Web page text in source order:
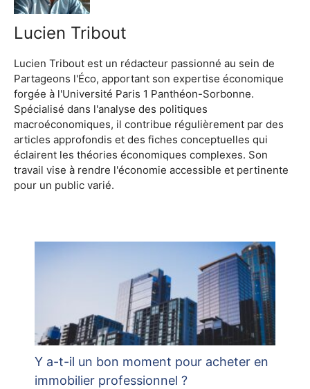
Lucien Tribout
Lucien Tribout est un rédacteur passionné au sein de
Partageons l'Éco, apportant son expertise économique
forgée à l'Université Paris 1 Panthéon-Sorbonne.
Spécialisé dans l'analyse des politiques
macroéconomiques, il contribue régulièrement par des
articles approfondis et des fiches conceptuelles qui
éclairent les théories économiques complexes. Son
travail vise à rendre l'économie accessible et pertinente
pour un public varié.
Y a-t-il un bon moment pour acheter en
immobilier professionnel ?